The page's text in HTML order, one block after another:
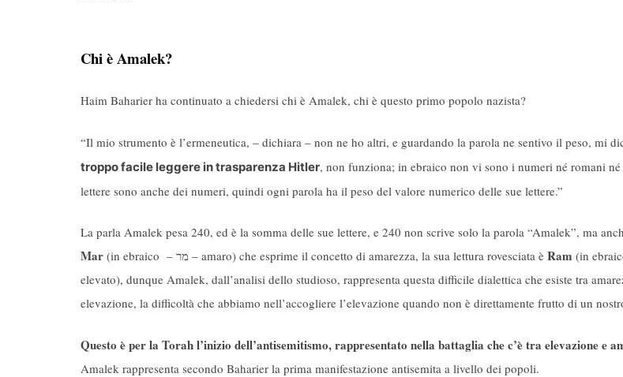
Chi è Amalek?
Haim Baharier ha continuato a chiedersi chi è Amalek, chi è questo primo popolo nazista?
“Il mio strumento è l’ermeneutica, – dichiara – non ne ho altri, e guardando la parola ne sentivo il peso, mi
troppo facile leggere in trasparenza Hitler, non funziona; in ebraico non vi sono i numeri né romani
lettere sono anche dei numeri, quindi ogni parola ha il peso del valore numerico delle sue lettere.”
La parla Amalek pesa 240, ed è la somma delle sue lettere, e 240 non scrive solo la parola “Amalek”, ma
Mar (in ebraico – מר – amaro) che esprime il concetto di amarezza, la sua lettura rovesciata è Ram (in
elevato), dunque Amalek, dall’analisi dello studioso, rappresenta questa difficile dialettica che esiste tra
elevazione, la difficoltà che abbiamo nell’accogliere l’elevazione quando non è direttamente frutto di un
Questo è per la Torah l’inizio dell’antisemitismo, rappresentato nella battaglia che c’è tra elevazione e
Amalek rappresenta secondo Baharier la prima manifestazione antisemita a livello dei popoli.